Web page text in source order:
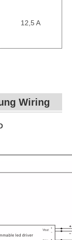
12,5 A
Wiring